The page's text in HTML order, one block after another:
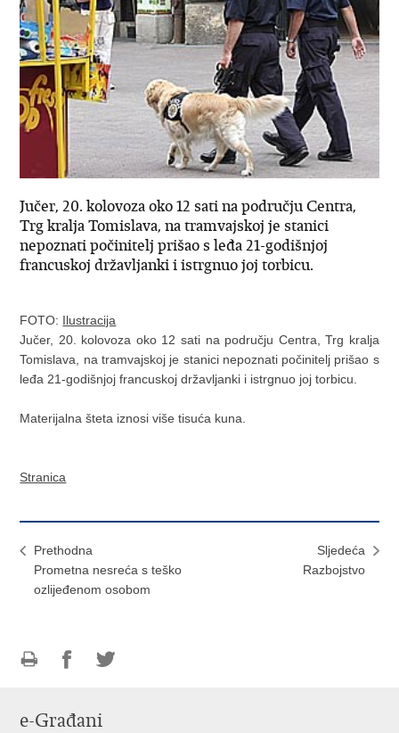
Jučer, 20. kolovoza oko 12 sati na području Centra,
Trg kralja Tomislava, na tramvajskoj je stanici
nepoznati počinitelj prišao s leđa 21-godišnjoj
francuskoj državljanki i istrgnuo joj torbicu.
FOTO: Ilustracija
Jučer, 20. kolovoza oko 12 sati na području Centra, Trg kralja
Tomislava, na tramvajskoj je stanici nepoznati počinitelj prišao s
leđa 21-godišnjoj francuskoj državljanki i istrgnuo joj torbicu.
Materijalna šteta iznosi više tisuća kuna.
Stranica
Prethodna
Prometna nesreća s teško
ozlijeđenom osobom
Sljedeća
Razbojstvo
FacebookuTwitteru
e-Građani